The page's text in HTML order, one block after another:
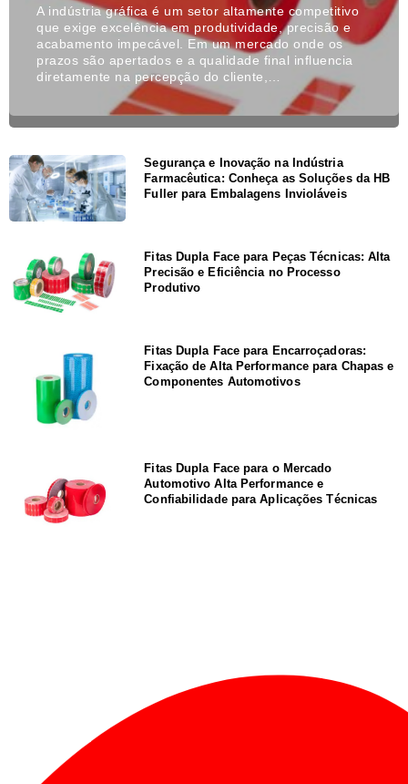
A indústria gráfica é um setor altamente competitivo
que exige excelência em produtividade, precisão e
acabamento impecável. Em um mercado onde os
prazos são apertados e a qualidade final influencia
diretamente na percepção do cliente,…
Segurança e Inovação na Indústria
Farmacêutica: Conheça as Soluções da HB
Fuller para Embalagens Invioláveis
Fitas Dupla Face para Peças Técnicas: Alta
Precisão e Eficiência no Processo
Produtivo
Fitas Dupla Face para Encarroçadoras:
Fixação de Alta Performance para Chapas e
Componentes Automotivos
Fitas Dupla Face para o Mercado
Automotivo Alta Performance e
Confiabilidade para Aplicações Técnicas